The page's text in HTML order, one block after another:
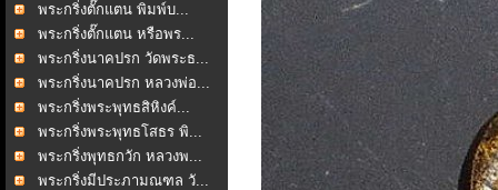
พระกริ่งตั๊กแตน พิมพ์บ...
พระกริ่งตั๊กแตน หรือพร...
พระกริ่งนาคปรก วัดพระธ...
พระกริ่งนาคปรก หลวงพ่อ...
พระกริ่งพระพุทธสิหิงค์...
พระกริ่งพระพุทธโสธร พิ...
พระกริ่งพุทธกวัก หลวงพ...
พระกริ่งมีประภามณฑล วั...